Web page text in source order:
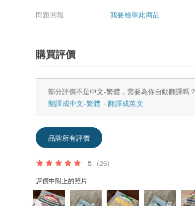
問題回報 我要檢舉此商品
購買評價
部分評價不是中文-繁體，需要為你自動翻譯嗎？
翻譯成中文-繁體
翻譯成英文
品牌所有評價
5 (26)
評價中附上的照片